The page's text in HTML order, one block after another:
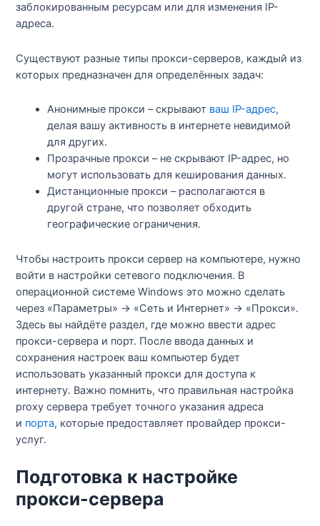
заблокированным ресурсам или для изменения IP-
адреса.
Существуют разные типы прокси-серверов, каждый из
которых предназначен для определённых задач:
Анонимные прокси – скрывают ваш IP-адрес,
делая вашу активность в интернете невидимой
для других.
Прозрачные прокси – не скрывают IP-адрес, но
могут использовать для кеширования данных.
Дистанционные прокси – располагаются в
другой стране, что позволяет обходить
географические ограничения.
Чтобы настроить прокси сервер на компьютере, нужно
войти в настройки сетевого подключения. В
операционной системе Windows это можно сделать
через «Параметры» -> «Сеть и Интернет» -> «Прокси».
Здесь вы найдёте раздел, где можно ввести адрес
прокси-сервера и порт. После ввода данных и
сохранения настроек ваш компьютер будет
использовать указанный прокси для доступа к
интернету. Важно помнить, что правильная настройка
proxy сервера требует точного указания адреса
и порта, которые предоставляет провайдер прокси-
услуг.
Подготовка к настройке
прокси-сервера